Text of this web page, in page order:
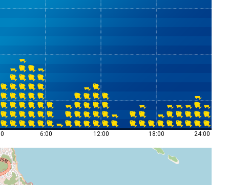
6:00 12:00 18:00 24:00